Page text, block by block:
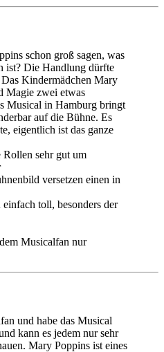
schon groß sagen, was
ist? Die Handlung dürfte
Kindermädchen Mary
Magie zwei etwas
Musical in Hamburg bringt
auf die Bühne. Es
eigentlich ist das ganze
Rollen sehr gut um
versetzen einen in
toll, besonders der
Musicalfan nur
und habe das Musical
kann es jedem nur sehr
Mary Poppins ist eines